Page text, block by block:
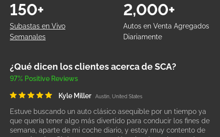
Subastas en Vivo
Semanales
150+
Autos en Venta Agregados
Diariamente
2,000+
¿Qué dicen los clientes acerca de SCA?
97% Positive Reviews
Kyle Miller Austin, United States
Estuve buscando un auto clásico asequible por un tiempo ya
que quería tener algo más divertido para conducir los fines de
semana, aparte de mi coche diario, y estoy muy contento de